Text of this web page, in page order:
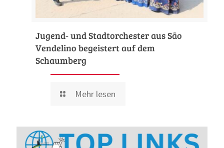
Jugend- und Stadtorchester aus São
Vendelino begeistert auf dem
Schaumberg
Mehr lesen